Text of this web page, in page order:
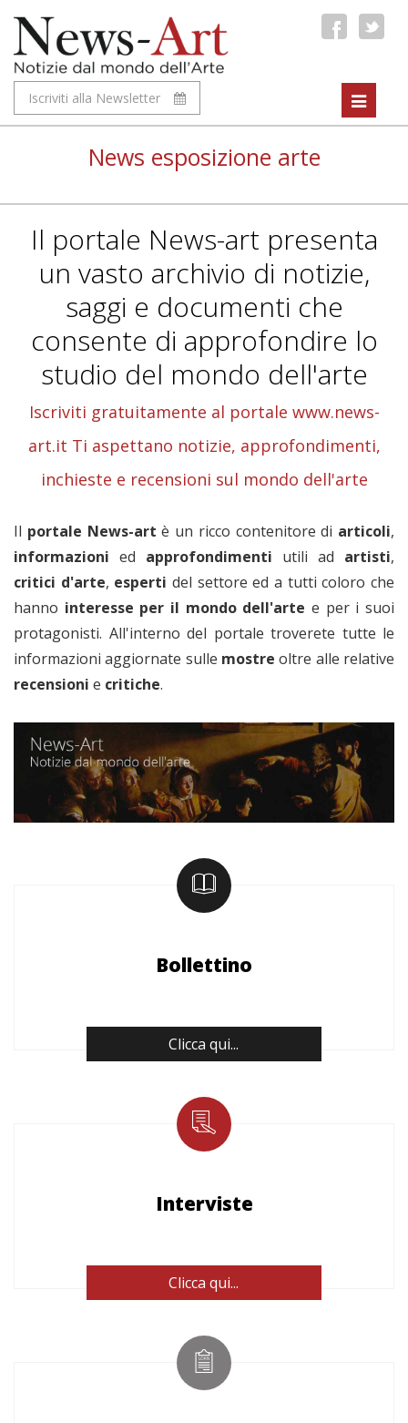
Iscriviti alla Newsletter
Toggle
News esposizione arte
Il portale News-art presenta
un vasto archivio di notizie,
saggi e documenti che
consente di approfondire lo
studio del mondo dell'arte
Iscriviti gratuitamente al portale www.news-
art.it Ti aspettano notizie, approfondimenti,
inchieste e recensioni sul mondo dell'arte
Il portale News-art è un ricco contenitore di articoli,
informazioni ed approfondimenti utili ad artisti,
critici d'arte, espertidel settore ed a tutti coloro che
hanno interesse per il mondo dell'arte e per i suoi
protagonisti. All'interno del portale troverete tutte le
informazioni aggiornate sulle mostreoltre alle relative
recensioni e critiche.
Bollettino
Clicca qui...
Interviste
Clicca qui...